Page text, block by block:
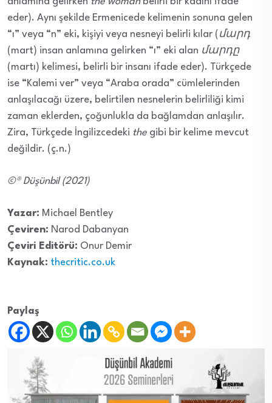
eder). Aynı şekilde Ermenicede kelimenin sonuna gelen
“ı” veya “n” eki, kişiyi veya nesneyi belirli kılar ( մարդ
(mart) insan anlamına gelirken “ı” eki alan մարդը
(martı) kelimesi, belirli bir insanı ifade eder). Türkçede
ise “Kalemi ver” veya “Araba orada” cümlelerinden
anlaşılacağı üzere, belirtilen nesnelerin belirliliği kimi
zaman eklerden, çoğunlukla da bağlamdan anlaşılır.
Zira, Türkçede İngilizcedeki the gibi bir kelime mevcut
değildir. (ç.n.)
©® Düşünbil (2021)
Yazar: Michael Bentley
Çeviren: Narod Dabanyan
Çeviri Editörü: Onur Demir
Kaynak: thecritic.co.uk
Paylaş